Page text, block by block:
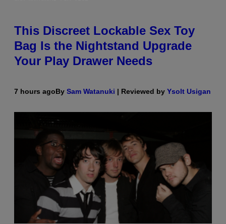
This Discreet Lockable Sex Toy
Bag Is the Nightstand Upgrade
Your Play Drawer Needs
7 hours agoBy Sam Watanuki | Reviewed by Ysolt Usigan